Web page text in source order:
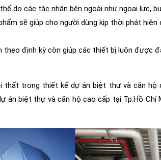
do các tác nhân bên ngoài như ngoại lực,
sẽ giúp cho người dùng kịp thời phát
theo định kỳ còn giúp các thiết bị luôn
trong thiết kế dự án biệt thự và căn hộ
án biệt thự và căn hộ cao cấp tại Tp.Hồ